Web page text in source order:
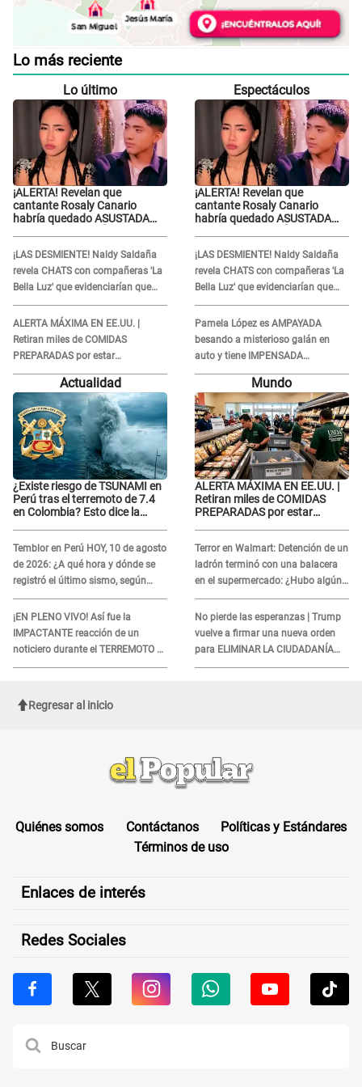
Lo más reciente
Lo último
¡ALERTA! Revelan que
cantante Rosaly Canario
habría quedado ASUSTADA
¡LAS DESMIENTE! Naldy Saldaña
revela CHATS con compañeras 'La
Bella Luz' que evidenciarían que
sabían de acoso: "Ellas van a..."
ALERTA MÁXIMA EN EE.UU. |
Retiran miles de COMIDAS
PREPARADAS por estar
contaminados CON METALES:
¿Cuáles son?
Espectáculos
¡ALERTA! Revelan que
cantante Rosaly Canario
habría quedado ASUSTADA
¡LAS DESMIENTE! Naldy Saldaña
revela CHATS con compañeras 'La
Bella Luz' que evidenciarían que
sabían de acoso: "Ellas van a..."
Pamela López es AMPAYADA
besando a misterioso galán en
auto y tiene IMPENSADA
REACCIÓN al ser expuesta: "Es
Actualidad
¿Existe riesgo de TSUNAMI en
Perú tras el terremoto de 7.4
en Colombia? Esto dice la
Temblor en Perú HOY, 10 de agosto
de 2026: ¿A qué hora y dónde se
registró el último sismo, según
IGP?
¡EN PLENO VIVO! Así fue la
IMPACTANTE reacción de un
noticiero durante el TERREMOTO de
7,4 en Colombia
Mundo
ALERTA MÁXIMA EN EE.UU. |
Retiran miles de COMIDAS
PREPARADAS por estar
Terror en Walmart: Detención de un
ladrón terminó con una balacera
en el supermercado: ¿Hubo algún
herido?
No pierde las esperanzas | Trump
vuelve a firmar una nueva orden
para ELIMINAR LA CIUDADANÍA
por nacimiento
Regresar al inicio
Quiénes somos Contáctanos
Políticas y Estándares
Términos de uso
Enlaces de interés
Redes Sociales